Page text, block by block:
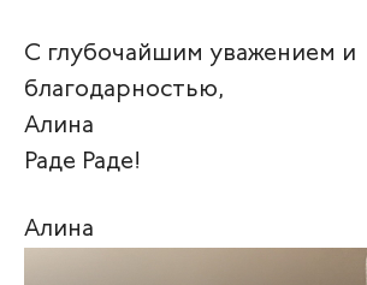
С глубочайшим уважением и
благодарностью,
Алина
Раде Раде!
Алина